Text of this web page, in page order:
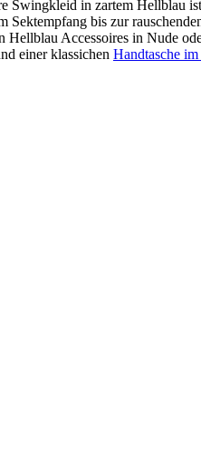
Swingkleid in zartem Hellblau
bis zur
Hellblau Accessoires in Nude
einer klassichen Handtasche